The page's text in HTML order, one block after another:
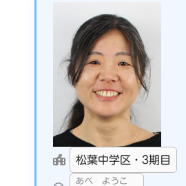
松葉中学区・3期目
あべ ようこ